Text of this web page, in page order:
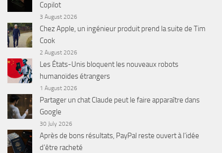
Copilot
3 August 2026
Chez Apple, un ingénieur produit prend la suite de Tim
Cook
2 August 2026
Les États-Unis bloquent les nouveaux robots
humanoïdes étrangers
1 August 2026
Partager un chat Claude peut le faire apparaître dans
Google
30 July 2026
Après de bons résultats, PayPal reste ouvert à l’idée
d’être racheté